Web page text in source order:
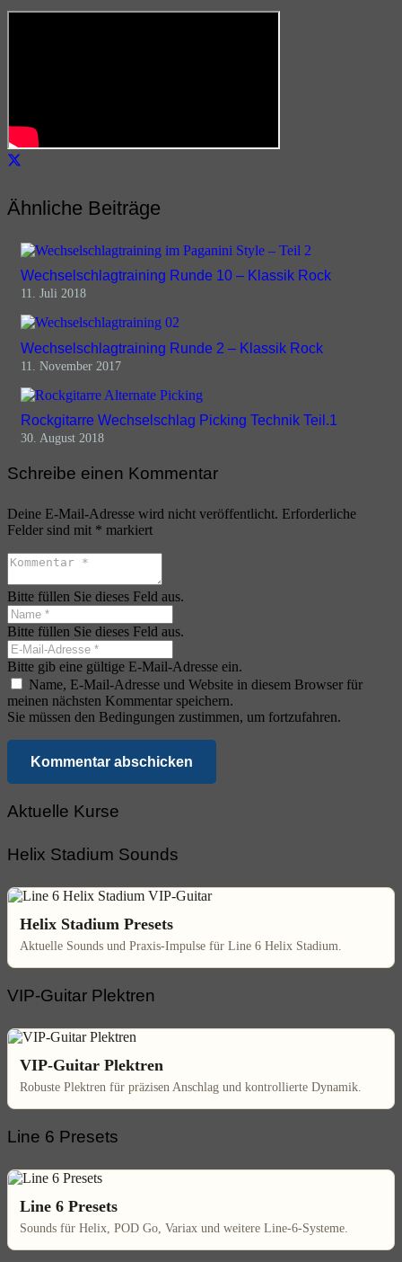
Ähnliche Beiträge
Wechselschlagtraining Runde 10 – Klassik Rock
11. Juli 2018
Wechselschlagtraining Runde 2 – Klassik Rock
11. November 2017
Rockgitarre Wechselschlag Picking Technik Teil.1
30. August 2018
Schreibe einen Kommentar
Deine E-Mail-Adresse wird nicht veröffentlicht. Erforderliche
Felder sind mit * markiert
Bitte füllen Sie dieses Feld aus.
Bitte füllen Sie dieses Feld aus.
Bitte gib eine gültige E-Mail-Adresse ein.
Name, E-Mail-Adresse und Website in diesem Browser für
meinen nächsten Kommentar speichern.
Sie müssen den Bedingungen zustimmen, um fortzufahren.
Kommentar abschicken
Aktuelle Kurse
Helix Stadium Sounds
Helix Stadium Presets
Aktuelle Sounds und Praxis-Impulse für Line 6 Helix Stadium.
VIP-Guitar Plektren
VIP-Guitar Plektren
Robuste Plektren für präzisen Anschlag und kontrollierte Dynamik.
Line 6 Presets
Line 6 Presets
Sounds für Helix, POD Go, Variax und weitere Line-6-Systeme.